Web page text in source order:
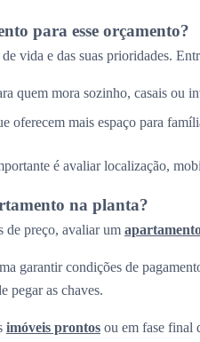
para esse orçamento?
vida e das suas prioridades.
quem mora sozinho, casais ou
oferecem mais espaço para
é avaliar localização,
na planta?
de preço, avaliar um
garantir condições de
pegar as chaves.
imóveis prontos ou em fase final